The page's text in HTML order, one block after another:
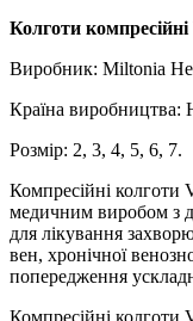
Колготи
Виробник: Miltonia
Країна виробництва:
Розмір: 2, 3, 4, 5, 6, 7.
Компресійні колготи
медичним виробом з
для лікування
вен, хронічної
попередження